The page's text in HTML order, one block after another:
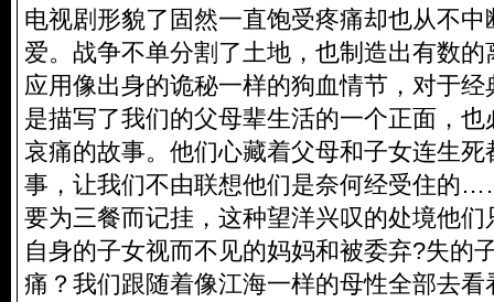
电视剧形貌了固然一直饱受疼痛却也从不
爱。战争不单分割了土地，也制造出有数
应用像出身的诡秘一样的狗血情节，对于
是描写了我们的父母辈生活的一个正面，
哀痛的故事。他们心藏着父母和子女连生
事，让我们不由联想他们是奈何经受住的
要为三餐而记挂，这种望洋兴叹的处境他
自身的子女视而不见的妈妈和被委弃?失的
痛？我们跟随着像江海一样的母性全部去看